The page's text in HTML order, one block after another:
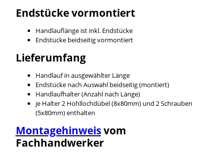
Endstücke vormontiert
Handlauflänge ist inkl. Endstücke
Endstücke beidseitig vormontiert
Lieferumfang
Handlauf in ausgewählter Länge
Endstücke nach Auswahl beidseitig (montiert)
Handlaufhalter (Anzahl nach Länge)
je Halter 2 Hohllochdübel (8x80mm) und 2 Schrauben
(5x80mm) enthalten
Montagehinweisvom
Fachhandwerker